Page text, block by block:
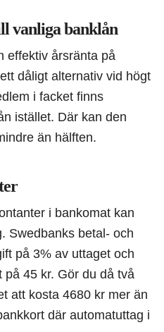
vanliga banklån
effektiv årsränta på
dåligt alternativ vid högt
i facket finns
istället. Där kan den
än hälften.
i bankomat kan
Swedbanks betal- och
på 3% av uttaget och
45 kr. Gör du då två
att kosta 4680 kr mer än
där automatuttag i